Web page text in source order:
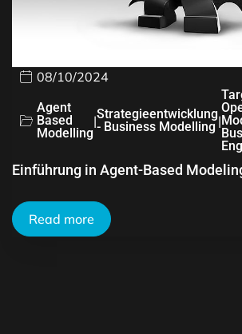
08/10/2024
Agent
Based
Modelling
|Strategieentwicklung
- Business Modelling |
Einführung in Agent-Based
Read more